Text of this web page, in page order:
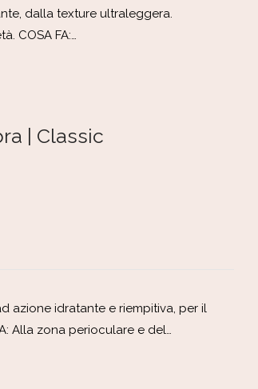
dalla texture ultraleggera.
COSA FA:…
| Classic
azione idratante e riempitiva, per il
Alla zona perioculare e del…